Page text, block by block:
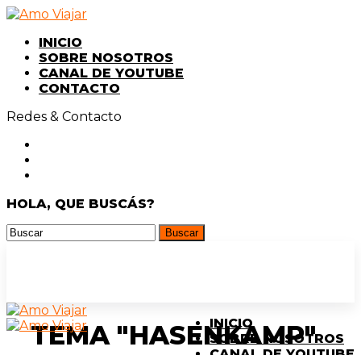
INICIO
SOBRE NOSOTROS
CANAL DE YOUTUBE
CONTACTO
Redes & Contacto
HOLA, QUE BUSCÁS?
INICIO
SOBRE NOSOTROS
TEMA "HASENKAMP"